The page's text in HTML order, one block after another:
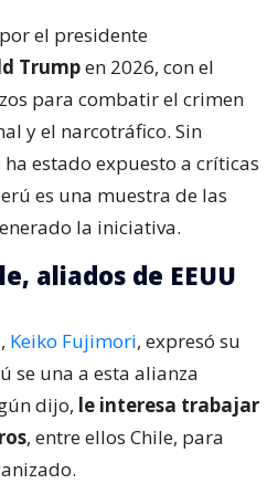
el presidente
Trumpen 2026, con el
para combatir el crimen
y el narcotráfico. Sin
estado expuesto a críticas
es una muestra de las
la iniciativa.
aliados de EEUU
Keiko Fujimori, expresó su
se una a esta alianza
dijo, le interesa trabajar
, entre ellos Chile, para